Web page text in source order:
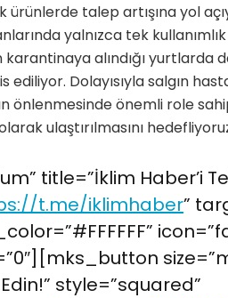
talep artışına yol
yalnızca tek
alındığı yurtlarda
ediliyor. Dolayısıyla salgın
önlenmesinde önemli role
ulaştırılmasını
title=”İklim Haber’i
t.me/iklimhaber”
style=”squared”